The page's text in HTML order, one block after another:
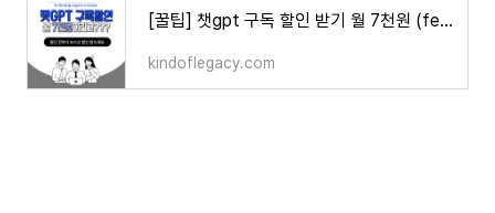
[꿀팁] 챗gpt 구독 할인 받기 월 7천원 (feat. 겜스고 할인코드)
kindoflegacy.com